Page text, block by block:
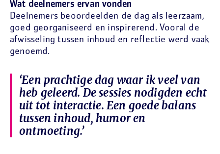
Wat deelnemers ervan vonden
Deelnemers beoordeelden de dag als leerzaam,
goed georganiseerd en inspirerend. Vooral de
afwisseling tussen inhoud en reflectie werd vaak
genoemd.
‘Een prachtige dag waar ik veel van
heb geleerd. De sessies nodigden echt
uit tot interactie. Een goede balans
tussen inhoud, humor en
ontmoeting.’